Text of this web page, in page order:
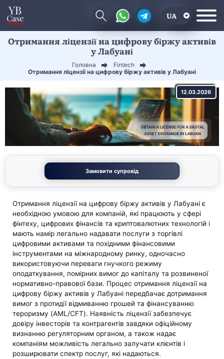
UA
EN
Отримання ліцензії на цифрову біржу активів
у Лабуані
Головна
Fintech
Отримання ліцензії на цифрову біржу активів у Лабуані
12.03.2026
Замовити супровід
Отримання ліцензії на цифрову біржу активів у Лабуані є
необхідною умовою для компаній, які працюють у сфері
фінтеху, цифрових фінансів та криптовалютних технологій і
мають намір легально надавати послуги з торгівлі
цифровими активами та похідними фінансовими
інструментами на міжнародному ринку, одночасно
використовуючи переваги гнучкого режиму
оподаткування, помірних вимог до капіталу та розвиненої
нормативно-правової бази. Процес отримання ліцензії на
цифрову біржу активів у Лабуані передбачає дотримання
вимог з протидії відмиванню грошей та фінансуванню
тероризму (AML/CFT). Наявність ліцензії забезпечує
довіру інвесторів та контрагентів завдяки офіційному
визнанню регуляторним органом, а також надає
компаніям можливість легально залучати клієнтів і
розширювати спектр послуг, які надаються.